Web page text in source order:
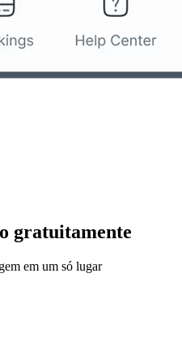
gratuitamente
em um só lugar